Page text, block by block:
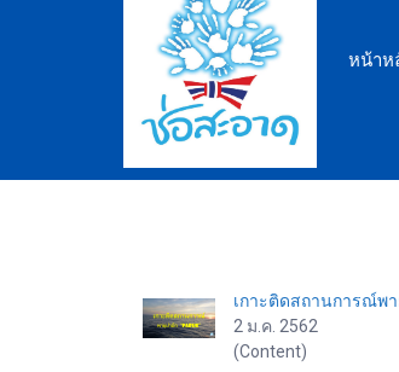
หน้าห
เกาะติดสถานการณ์พา
2 ม.ค. 2562
(Content)